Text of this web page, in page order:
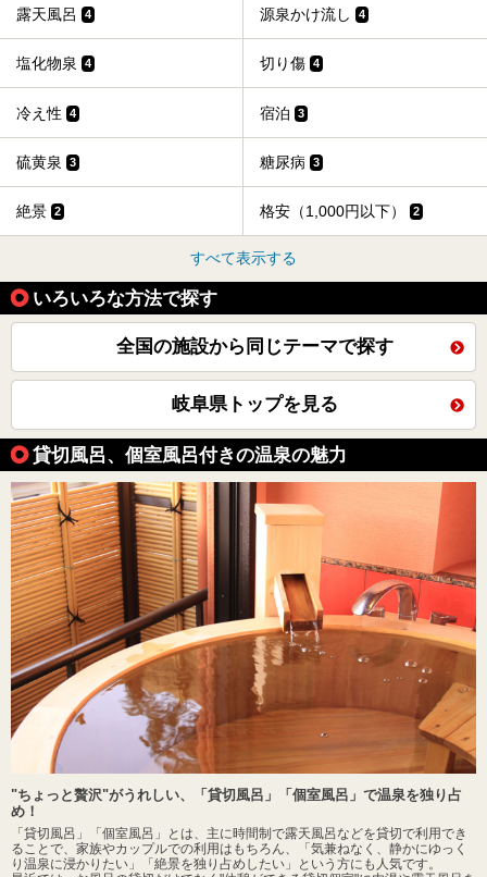
露天風呂 4 源泉かけ流し 4
塩化物泉 4 切り傷 4
冷え性 4 宿泊 3
硫黄泉 3 糖尿病 3
絶景 2 格安（1,000円以下） 2
すべて表示する
いろいろな方法で探す
全国の施設から同じテーマで探す
岐阜県トップを見る
貸切風呂、個室風呂付きの温泉の魅力
"ちょっと贅沢"がうれしい、「貸切風呂」「個室風呂」で温泉を独り占
め！
「貸切風呂」「個室風呂」とは、主に時間制で露天風呂などを貸切で利用でき
ることで、家族やカップルでの利用はもちろん、「気兼ねなく、静かにゆっく
り温泉に浸かりたい」「絶景を独り占めしたい」という方にも人気です。